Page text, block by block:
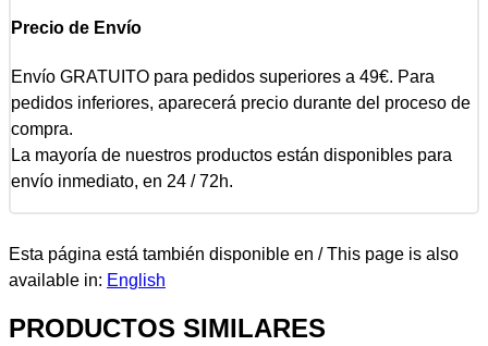
Precio de Envío
Envío GRATUITO para pedidos superiores a 49€. Para
pedidos inferiores, aparecerá precio durante del proceso de
compra.
La mayoría de nuestros productos están disponibles para
envío inmediato, en 24 / 72h.
Esta página está también disponible en / This page is also
available in: English
PRODUCTOS SIMILARES